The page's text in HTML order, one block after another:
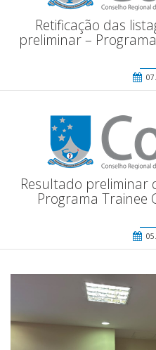
Retificação das
preliminar –
Resultado preliminar
Programa Trainee